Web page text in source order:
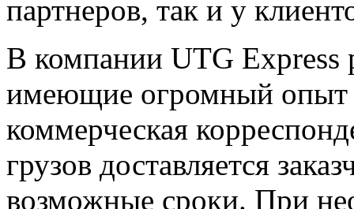
партнеров, так и у
В компании UTG Express
имеющие огромный опыт
коммерческая
грузов доставляется
возможные сроки. При